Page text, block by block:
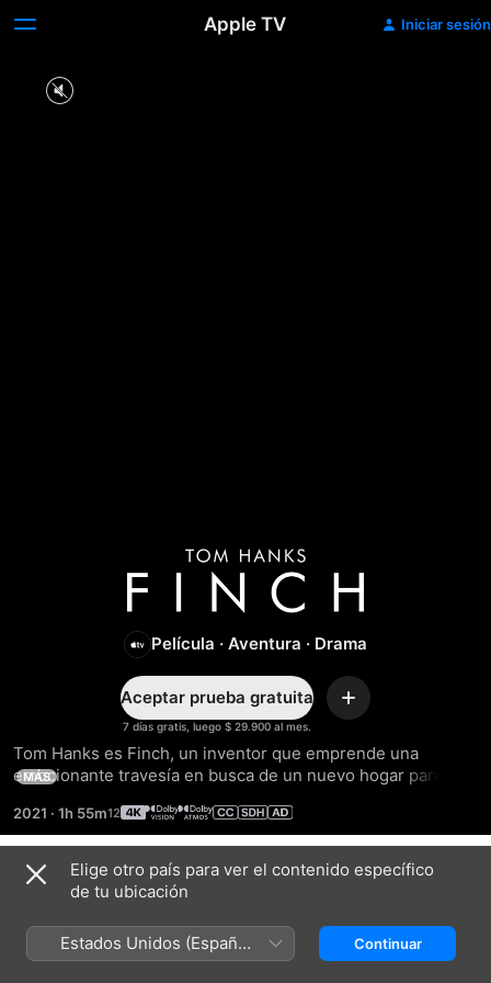
Apple TV Iniciar sesión
Finch
Película · Aventura · Drama
7 días gratis, luego $ 29.900 al mes.
Aceptar prueba gratuita Agregar
Tom Hanks es Finch, un inventor que emprende una
emocionante travesía en busca de un nuevo hogar para la
creación.
MÁS
2021 · 1h 55m
Tráilers
Elige otro país para ver el contenido específico
de tu ubicación
Estados Unidos (Español
México)
Continuar